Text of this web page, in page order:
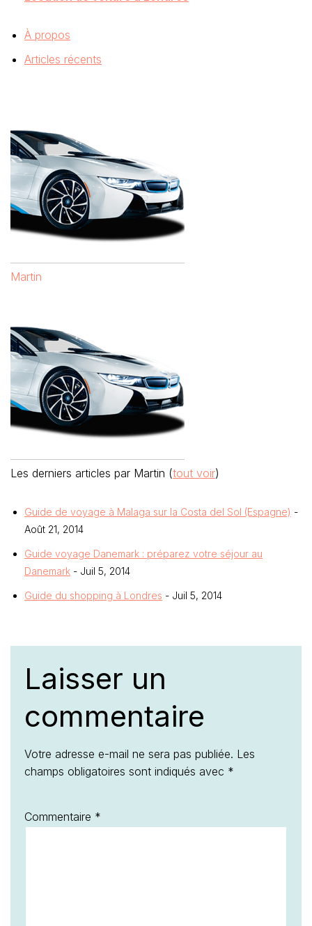
À propos
Articles récents
Martin
Les derniers articles par Martin (tout voir)
Guide de voyage à Malaga sur la Costa del Sol (Espagne) -
Août 21, 2014
Guide voyage Danemark : préparez votre séjour au
Danemark - Juil 5, 2014
Guide du shopping à Londres - Juil 5, 2014
Laisser un
commentaire
Votre adresse e-mail ne sera pas publiée. Les
champs obligatoires sont indiqués avec *
Commentaire *